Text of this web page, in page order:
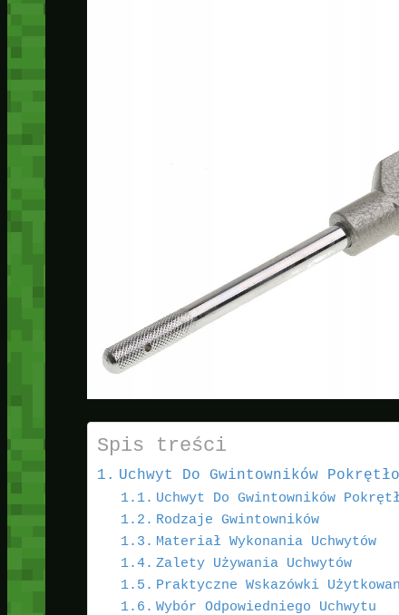
Spis treści
Uchwyt Do Gwintowników
Uchwyt Do Gwintowników
Rodzaje Gwintowników
Materiał Wykonania Uchwytów
Zalety Używania Uchwytów
Praktyczne Wskazówki
Wybór Odpowiedniego Uchwytu